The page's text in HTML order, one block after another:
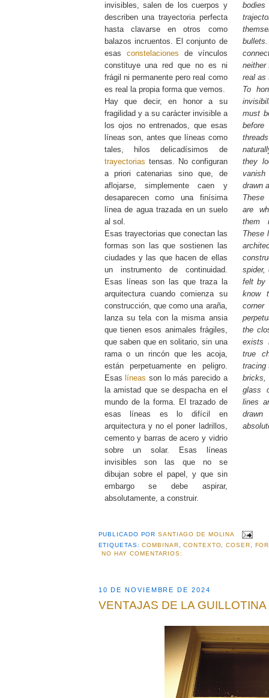
invisibles, salen de los cuerpos y
describen una trayectoria perfecta
hasta clavarse en otros como
balazos incruentos. El conjunto de
esas constelaciones de vínculos
constituye una red que no es ni
frágil ni permanente pero real como
es real la propia forma que vemos.
Hay que decir, en honor a su
fragilidad y a su carácter invisible a
los ojos no entrenados, que esas
líneas son, antes que líneas como
tales, hilos delicadísimos de
trayectorias tensas. No configuran
a priori catenarias sino que, de
aflojarse, simplemente caen y
desaparecen como una finísima
línea de agua trazada en un suelo
al sol.
Esas trayectorias que conectan las
formas son las que sostienen las
ciudades y las que hacen de ellas
un instrumento de continuidad.
Esas líneas son las que traza la
arquitectura cuando comienza su
construcción, que como una araña,
lanza su tela con la misma ansia
que tienen esos animales frágiles,
que saben que en solitario, sin una
rama o un rincón que les acoja,
están perpetuamente en peligro.
Esas líneas son lo más parecido a
la amistad que se despacha en el
mundo de la forma. El trazado de
esas líneas es lo difícil en
arquitectura y no el poner ladrillos,
cemento y barras de acero y vidrio
sobre un solar. Esas líneas
invisibles son las que no se
dibujan sobre el papel, y que sin
embargo se debe aspirar,
absolutamente, a construir.
neither
real as
To
must
they
drawn
are
them
These
spider,
felt by
know
the
exists
true
tracing
glass
lines
PUBLICADO PORSANTIAGO DE MOLINA
ETIQUETAS:COMBINAR ,CONTEXTO ,COSER
NO HAY COMENTARIOS:
10 DE NOVIEMBRE DE 2024
VENTAJAS DE LA GUILLOTINA